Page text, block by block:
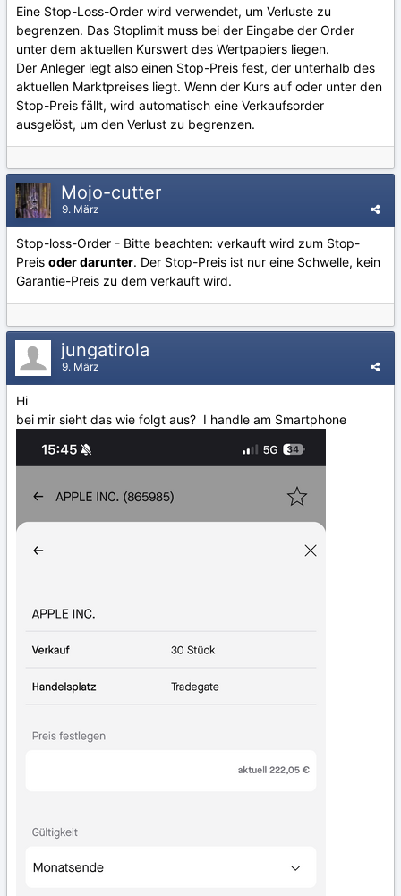
Eine Stop-Loss-Order wird verwendet, um Verluste zu
begrenzen. Das Stoplimit muss bei der Eingabe der Order
unter dem aktuellen Kurswert des Wertpapiers liegen.
Der Anleger legt also einen Stop-Preis fest, der unterhalb des
aktuellen Marktpreises liegt. Wenn der Kurs auf oder unter den
Stop-Preis fällt, wird automatisch eine Verkaufsorder
ausgelöst, um den Verlust zu begrenzen.
Mojo-cutter
9. März
Stop-loss-Order - Bitte beachten: verkauft wird zum Stop-
Preis oder darunter. Der Stop-Preis ist nur eine Schwelle, kein
Garantie-Preis zu dem verkauft wird.
jungatirola
9. März
Hi
bei mir sieht das wie folgt aus? I handle am Smartphone